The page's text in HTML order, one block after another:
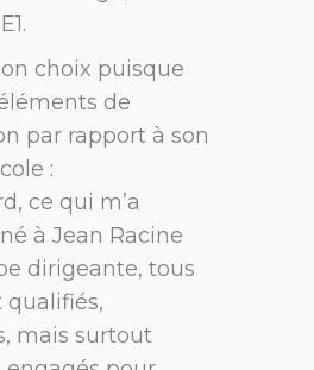
choix puisque
de
par rapport à son
:
ce qui m’a
à Jean Racine
dirigeante, tous
mais surtout